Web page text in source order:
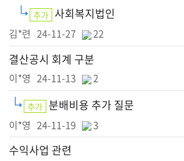
추가 사회복지법인
김*련 24-11-27 22
결산공시 회계 구분
이*영 24-11-13 2
추가 분배비용 추가 질문
이*영 24-11-19 3
수익사업 관련